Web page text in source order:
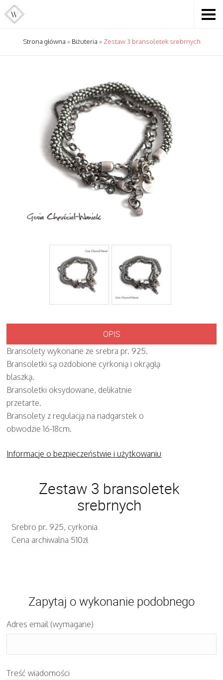
Strona główna » Biżuteria » Zestaw 3 bransoletek srebrnych
OPIS
Bransolety wykonane ze srebra pr. 925.
Bransoletki są ozdobione cyrkonią i okrągłą
blaszką.
Bransoletki oksydowane, delikatnie
przetarte.
Bransolety z regulacją na nadgarstek o
obwodzie 16-18cm.
Informacje o bezpieczeństwie i użytkowaniu
Zestaw 3 bransoletek
srebrnych
Srebro pr. 925, cyrkonia
Cena archiwalna 510zł
Zapytaj o wykonanie podobnego
Adres email (wymagane)
Treść wiadomości